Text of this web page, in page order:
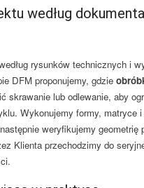
według
rysunków technicznych i
DFM proponujemy, gdzie
skrawanie lub odlewanie, aby
Wykonujemy formy, matryce
weryfikujemy geometrię
Klienta przechodzimy do